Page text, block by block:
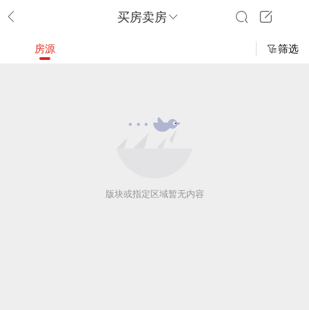
买房卖房
房源 筛选
版块或指定区域暂无内容